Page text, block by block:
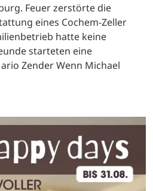
Feuer zerstörte die
eines Cochem-Zeller
hatte keine
starteten eine
Zender Wenn Michael